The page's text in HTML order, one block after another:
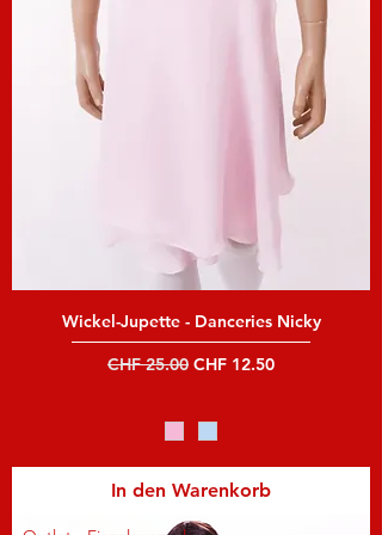
Wickel-Jupette - Danceries Nicky
Standardpreis
CHF 25.00 Sale-Preis
CHF 12.50
In den Warenkorb